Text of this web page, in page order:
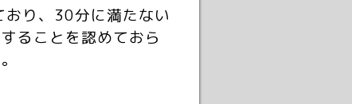
り、30分に満たない
ることを認めておら